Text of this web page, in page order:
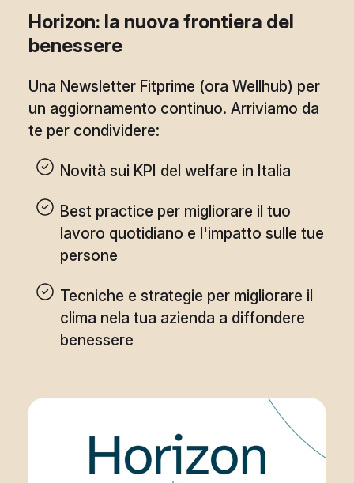
Horizon: la nuova frontiera del
benessere
Una Newsletter Fitprime (ora Wellhub) per
un aggiornamento continuo. Arriviamo da
te per condividere:
Novità sui KPI del welfare in Italia
Best practice per migliorare il tuo
lavoro quotidiano e l'impatto sulle tue
persone
Tecniche e strategie per migliorare il
clima nela tua azienda a diffondere
benessere